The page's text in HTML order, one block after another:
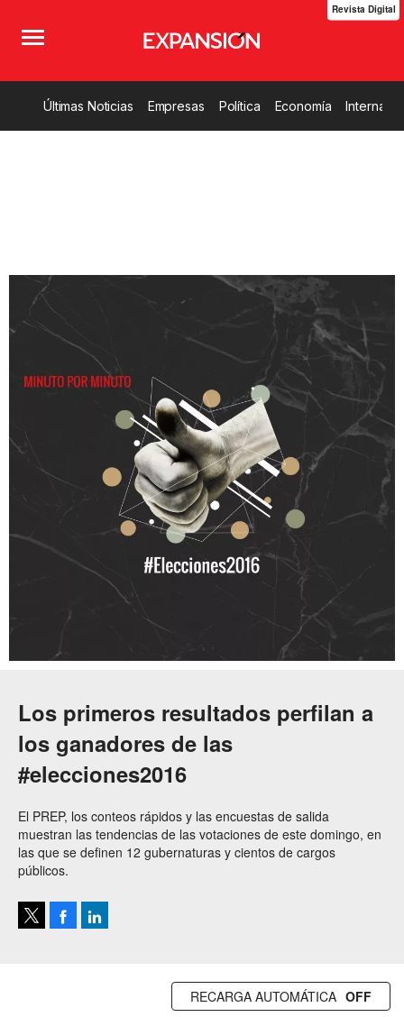
Revista Digital
Últimas Noticias Empresas Política Economía
Los primeros resultados perfilan a
los ganadores de las
#elecciones2016
Facebook
El PREP, los conteos rápidos y las encuestas de salida
muestran las tendencias de las votaciones de este domingo, en
las que se definen 12 gubernaturas y cientos de cargos
públicos.
RECARGA AUTOMÁTICA